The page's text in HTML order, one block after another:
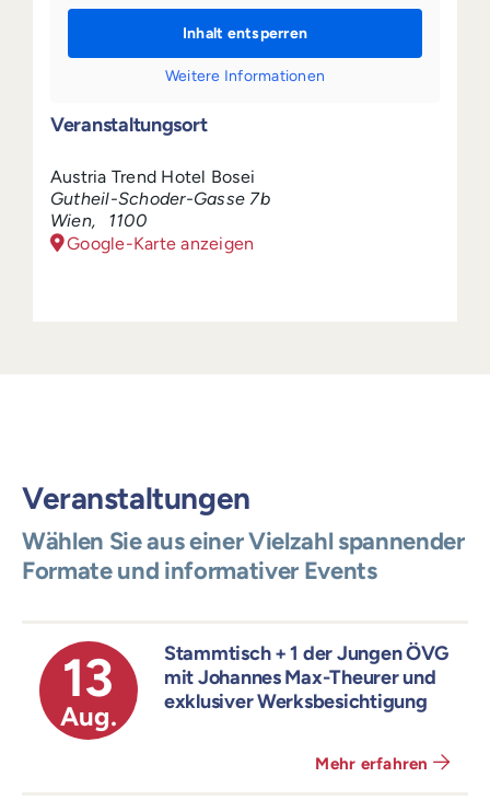
Veranstaltungsort
Austria Trend Hotel Bosei
Gutheil-Schoder-Gasse 7b
Wien,
1100
Google-Karte anzeigen
Inhalt entsperren
Weitere Informationen
Veranstaltungen
Wählen Sie aus einer Vielzahl spannender
Formate und informativer Events
13
Aug.
Stammtisch + 1 der Jungen ÖVG
mit Johannes Max-Theurer und
exklusiver Werksbesichtigung
Mehr erfahren